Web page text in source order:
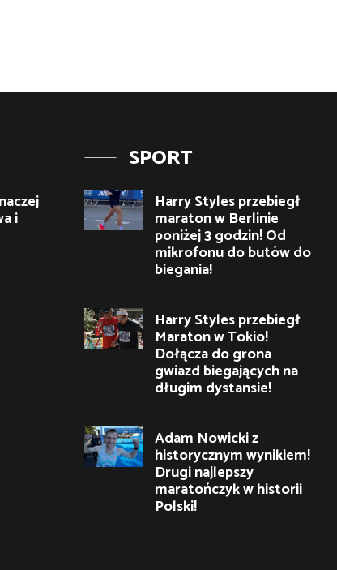
i
SPORT
Harry Styles przebiegł
maraton w Berlinie
poniżej 3 godzin! Od
mikrofonu do butów do
biegania!
Harry Styles przebiegł
Maraton w Tokio!
Dołącza do grona
gwiazd biegających na
długim dystansie!
Adam Nowicki z
historycznym wynikiem!
Drugi najlepszy
maratończyk w historii
Polski!